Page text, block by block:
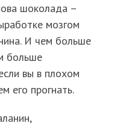
шоколада –
мозгом
И чем больше
больше
вы в плохом
его прогнать.